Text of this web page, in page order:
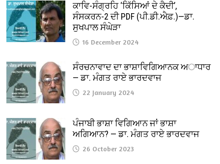
ਕਾਵਿ-ਸੰਗ੍ਰਹਿ ‘ਕਿੱਸਿਆਂ ਦੇ ਕੈਦੀ’,
ਸੰਸਕਰਨ-2 ਦੀ PDF (ਪੀ.ਡੀ.ਐਫ਼.)—ਡਾ.
ਸੁਖਪਾਲ ਸੰਘੇੜਾ
16 December 2024
ਸੰਰਚਨਾਵਾਦ ਦਾ ਭਾਸ਼ਾਵਿਗਿਆਨਕ ਅਾਧਾਰ
— ਡਾ. ਮੰਗਤ ਰਾਏ ਭਾਰਦਵਾਜ
22 January 2024
ਪੰਜਾਬੀ ਭਾਸ਼ਾ ਵਿਗਿਆਨ ਜਾਂ ਭਾਸ਼ਾ
ਅਗਿਆਨ? — ਡਾ. ਮੰਗਤ ਰਾਏ ਭਾਰਦਵਾਜ
26 October 2023